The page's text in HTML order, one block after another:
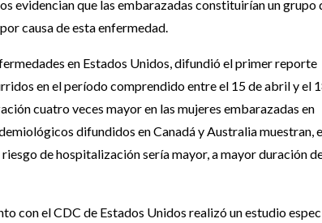
evidencian que las embarazadas constituirían un grupo
causa de esta enfermedad.
en Estados Unidos, difundió el primer reporte
en el período comprendido entre el 15 de abril y el
cuatro veces mayor en las mujeres embarazadas en
difundidos en Canadá y Australia muestran,
de hospitalización sería mayor, a mayor duración
con el CDC de Estados Unidos realizó un estudio